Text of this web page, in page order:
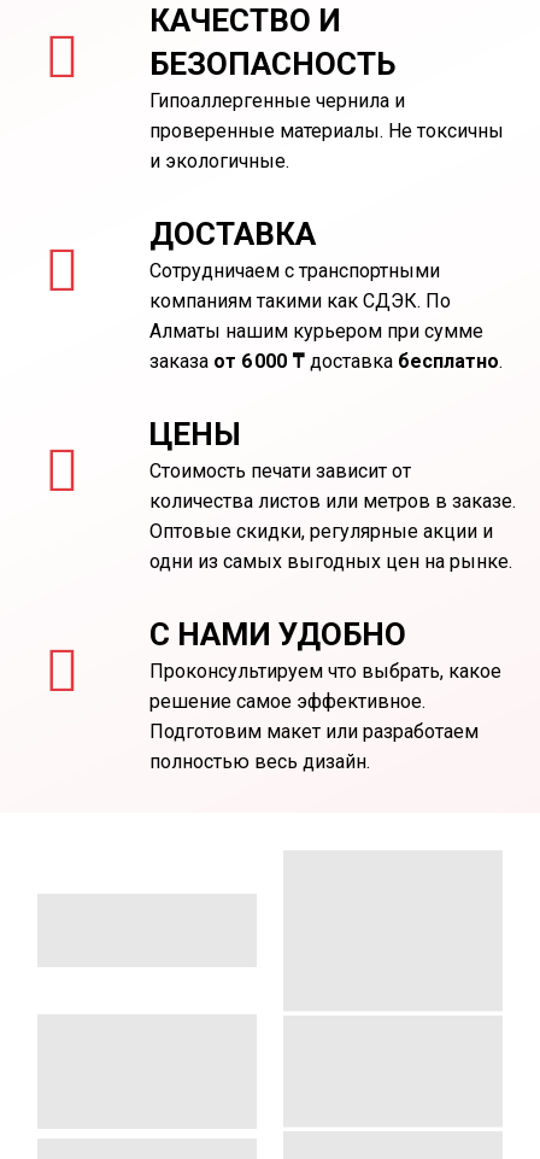
КАЧЕСТВО И
БЕЗОПАСНОСТЬ
Гипоаллергенные чернила и
проверенные материалы. Не токсичны
и экологичные.
ДОСТАВКА
Сотрудничаем с транспортными
компаниям такими как СДЭК. По
Алматы нашим курьером при сумме
заказаот 6 000 ₸доставка бесплатно.
ЦЕНЫ
Стоимость печати зависит от
количества листов или метров в заказе.
Оптовые скидки, регулярные акции и
одни из самых выгодных цен на рынке.
С НАМИ УДОБНО
Проконсультируем что выбрать, какое
решение самое эффективное.
Подготовим макет или разработаем
полностью весь дизайн.